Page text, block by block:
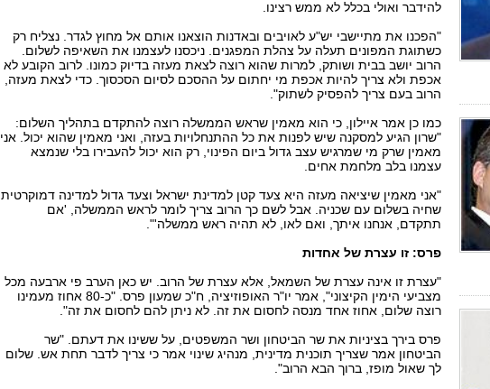
להידבר ואולי בכלל לא ממש רצינו.
"הפכנו את מתיישבי יש"ע לאויבים ובאדנות הוצאנו אותם אל מחוץ לגדר. נצליח רק
כשתוגת המפונים תעלה על צהלת המפגנים. ניכסנו לעצמנו את השאיפה לשלום.
הרוב יושב בבית ושותק, למרות שהוא רוצה לצאת מעזה בדיוק כמונו. לרוב הקובע לא
אכפת ולא צריך להיות אכפת מי יחתום על ההסכם לסיום הסכסוך. כדי לצאת מעזה,
הרוב בעם צריך להפסיק לשתוק".
כמו כן אמר איילון, כי הוא מאמין שראש הממשלה רוצה להתקדם בתהליך השלום:
"שרון הגיע למסקנה שיש לפנות את כל ההתנחלויות בעזה, ואני מאמין שהוא יכול. אני
מאמין שרק מי שמרגיש עצב גדול ביום הפינוי, רק הוא יכול להעבירו בלי שנמצא
עצמנו בלב מלחמת אחים.
"אני מאמין שיציאה מעזה היא צעד קטן למדינת ישראל וצעד גדול למדינה דמוקרטית
שחיה בשלום עם שכניה. אבל לשם כך הרוב צריך לומר לראש הממשלה, 'אם
תתקדם, אנחנו איתך, ואם לאו, לא תהיה ראש ממשלה'".
פרס: זו עצרת של אחדות
"עצרת זו אינה עצרת של השמאל, אלא עצרת של הרוב. יש כאן הערב פי ארבעה מכל
מצביעי הימין הקיצוני", אמר יו"ר האופוזיציה, ח"כ שמעון פרס. "כ-80 אחוז מעמינו
רוצה שלום, אחוז אחד מנסה לחסום את זה. לא ניתן להם לחסום את זה".
פרס בירך בציניות את שר הביטחון ושר המשפטים, על ששינו את דעתם. "שר
הביטחון אמר שצריך תוכנית מדינית, מנהיג שינוי אמר כי צריך לדבר תחת אש. שלום
לך שאול מופז, ברוך הבא הרוב".